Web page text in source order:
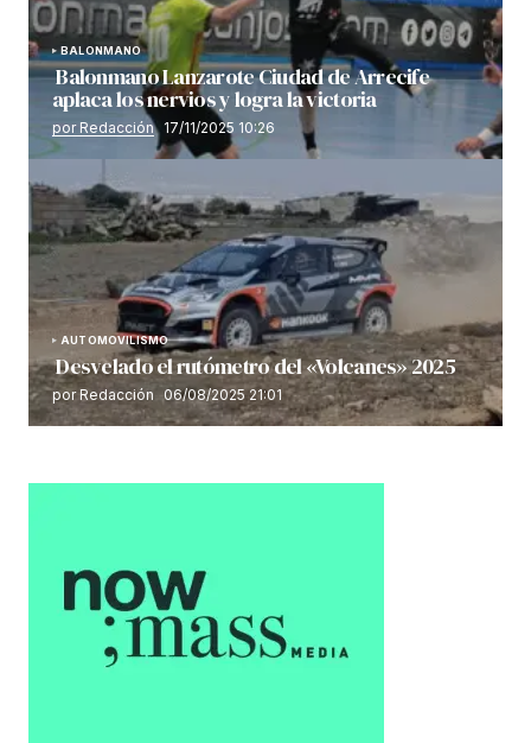
BALONMANO
Balonmano Lanzarote Ciudad de Arrecife
aplaca los nervios y logra la victoria
por Redacción 17/11/2025 10:26
AUTOMOVILISMO
Desvelado el rutómetro del «Volcanes» 2025
por Redacción 06/08/2025 21:01